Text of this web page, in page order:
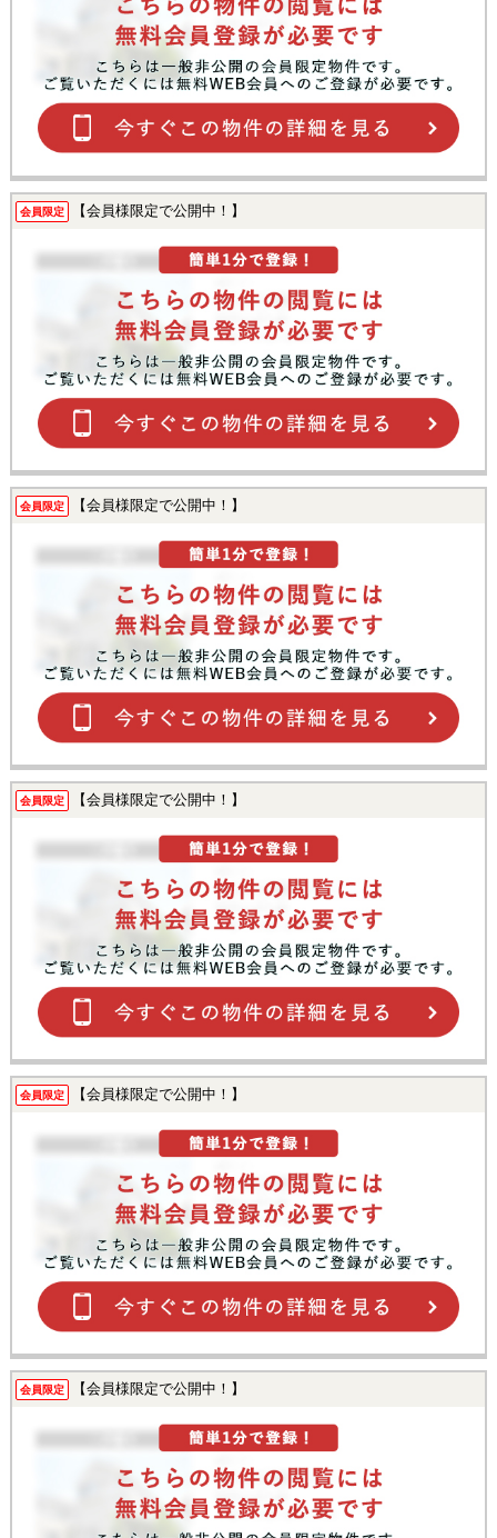
会員限定 【会員様限定で公開中！】
会員限定 【会員様限定で公開中！】
会員限定 【会員様限定で公開中！】
会員限定 【会員様限定で公開中！】
会員限定 【会員様限定で公開中！】